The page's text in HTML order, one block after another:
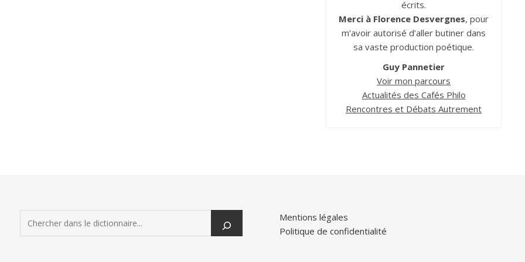
écrits.
Merci à Florence Desvergnes, pour
m’avoir autorisé d’aller butiner dans
sa vaste production poétique.
Guy Pannetier
Voir mon parcours
Actualités des Cafés Philo
Rencontres et Débats Autrement
Mentions légales
Politique de confidentialité